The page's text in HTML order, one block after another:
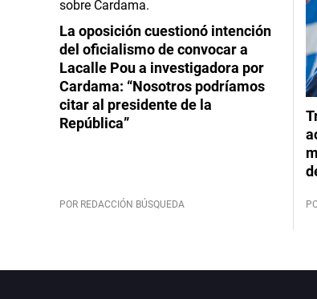
La oposición cuestionó intención
del oficialismo de convocar a
Lacalle Pou a investigadora por
Cardama: “Nosotros podríamos
citar al presidente de la
República”
POR REDACCIÓN BÚSQUEDA